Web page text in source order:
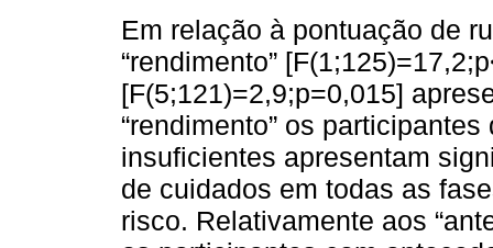
Em relação à pontuação de
“rendimento”
[F(5;121)=2,9;p=0,015]
“rendimento” os
insuficientes apresentam
de cuidados em todas as
risco. Relativamente aos